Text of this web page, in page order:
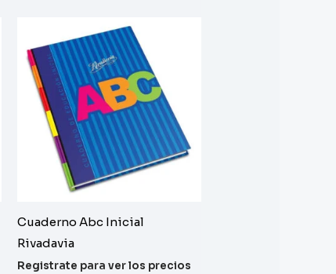
Cuaderno Abc Inicial
Rivadavia
Registrate para ver los precios